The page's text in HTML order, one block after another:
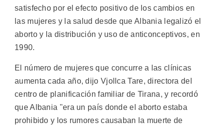
satisfecho por el efecto positivo de los cambios en
las mujeres y la salud desde que Albania legalizó el
aborto y la distribución y uso de anticonceptivos, en
1990.
El número de mujeres que concurre a las clínicas
aumenta cada año, dijo Vjollca Tare, directora del
centro de planificación familiar de Tirana, y recordó
que Albania "era un país donde el aborto estaba
prohibido y los rumores causaban la muerte de